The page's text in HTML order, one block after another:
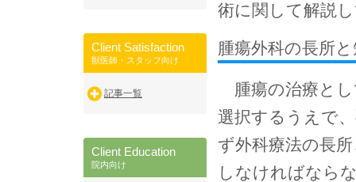
Client Satisfaction
獣医師・スタッフ向け
記事一覧
Client Education
院内向け
術に関して解説
腫瘍外科の長所
腫瘍の治療とし
選択するうえで
ず外科療法の長
しなければなら